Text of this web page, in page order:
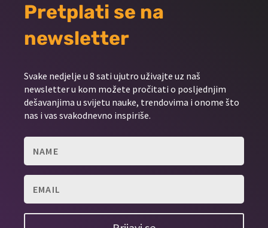
Pretplati se na
newsletter
Svake nedjelje u 8 sati ujutro uživajte uz naš
newsletter u kom možete pročitati o posljednjim
dešavanjima u svijetu nauke, trendovima i onome što
nas i vas svakodnevno inspiriše.